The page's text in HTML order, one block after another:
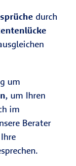
durch
um
, um Ihren
im
Berater